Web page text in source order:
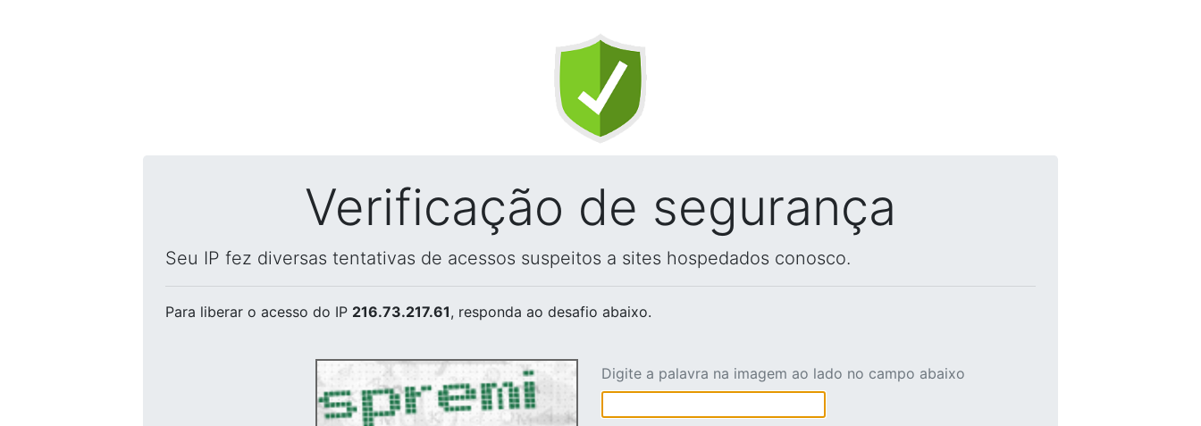
Verificação de segurança
Seu IP fez diversas tentativas de acessos suspeitos a sites hospedados conosco.
Para liberar o acesso do IP 216.73.217.61, responda ao desafio abaixo.
Digite a palavra na imagem ao lado no campo abaixo